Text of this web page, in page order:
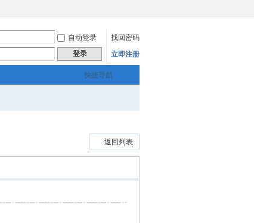
自动登录
找回密码
登录 立即注册
快捷导航
返回列表